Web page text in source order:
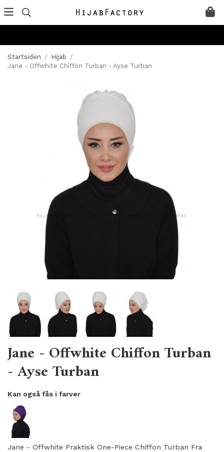
Startsiden / Hijab /
Jane - Offwhite Chiffon Turban - Ayse Turban
Jane - Offwhite Chiffon Turban
- Ayse Turban
Kan også fås i farver
Jane - Offwhite Praktisk One-Piece Chiffon Turban Fra